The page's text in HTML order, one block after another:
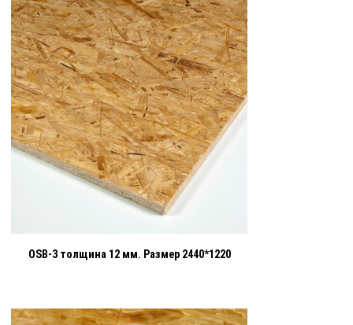
OSB-3 толщина 12 мм. Размер 2440*1220